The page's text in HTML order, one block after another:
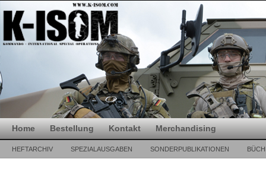
Home Bestellung Kontakt Merchandising
HEFTARCHIV SPEZIALAUSGABEN SONDERPUBLIKATIONEN